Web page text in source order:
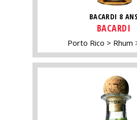
BACARDI 8 ANS
BACARDI
Porto Rico Rhum